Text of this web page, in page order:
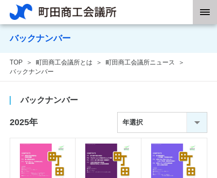
バックナンバー
TOP 町田商工会議所とは
町田商工会議所ニュース
バックナンバー
バックナンバー
2025年